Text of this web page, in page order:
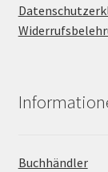
Buchhändler